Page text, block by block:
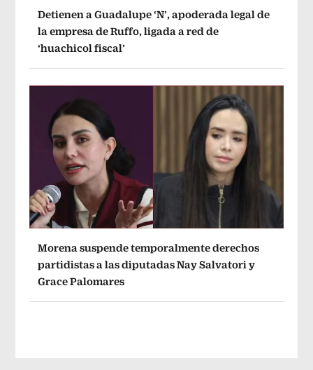
Detienen a Guadalupe ‘N’, apoderada legal de
la empresa de Ruffo, ligada a red de
‘huachicol fiscal’
Morena suspende temporalmente derechos
partidistas a las diputadas Nay Salvatori y
Grace Palomares